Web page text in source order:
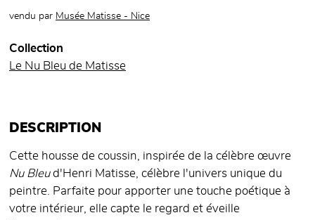
vendu par Musée Matisse - Nice
Collection
Le Nu Bleu de Matisse
DESCRIPTION
Cette housse de coussin, inspirée de la célèbre œuvre
Nu Bleud'Henri Matisse, célèbre l'univers unique du
peintre. Parfaite pour apporter une touche poétique à
votre intérieur, elle capte le regard et éveille